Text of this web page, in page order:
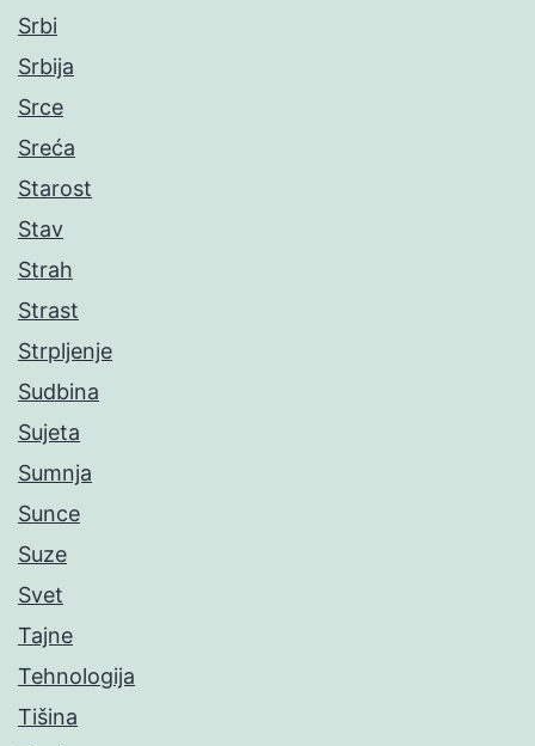
Srbi
Srbija
Srce
Sreća
Starost
Stav
Strah
Strast
Strpljenje
Sudbina
Sujeta
Sumnja
Sunce
Suze
Svet
Tajne
Tehnologija
Tišina